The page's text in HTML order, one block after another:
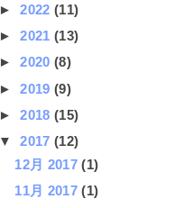
►2022(11)
►2021(13)
►2020(8)
►2019(9)
►2018(15)
▼2017(12)
12月 2017(1)
11月 2017(1)